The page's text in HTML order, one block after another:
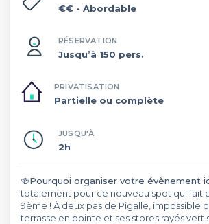
€€ - Abordable
RÉSERVATION
Jusqu’à 150 pers.
PRIVATISATION
Partielle ou complète
JUSQU'À
2h
🍻Pourquoi organiser votre évènement
totalement pour ce nouveau spot qui fait
9ème ! À deux pas de Pigalle, impossible
terrasse en pointe et ses stores rayés vert